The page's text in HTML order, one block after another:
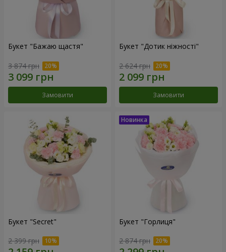
Букет "Бажаю щастя"
3 874 грн
Замовити
Букет "Дотик ніжності"
2 624 грн
Замовити
Букет "Secret"
2 399 грн
Букет "Горлиця"
2 874 грн